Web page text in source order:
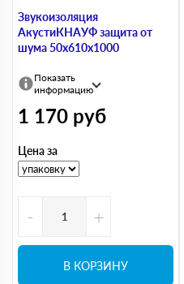
Звукоизоляция
АкустиКНАУФ защита от
шума 50х610х1000
Показать
информацию
1 170 руб
Цена за
- +
В КОРЗИНУ